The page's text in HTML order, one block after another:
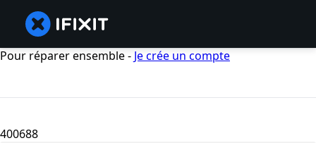
Pour réparer ensemble - Je crée un compte
400688